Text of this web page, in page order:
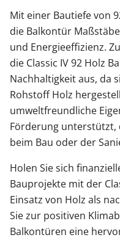
Mit einer Bautiefe von
die Balkontür
und Energieeffizienz.
die Classic IV 92 Holz
Nachhaltigkeit aus, da
Rohstoff Holz
umweltfreundliche
Förderung unterstützt,
beim Bau oder der
Holen Sie sich
Bauprojekte mit der
Einsatz von Holz als
Sie zur positiven
Balkontüren eine